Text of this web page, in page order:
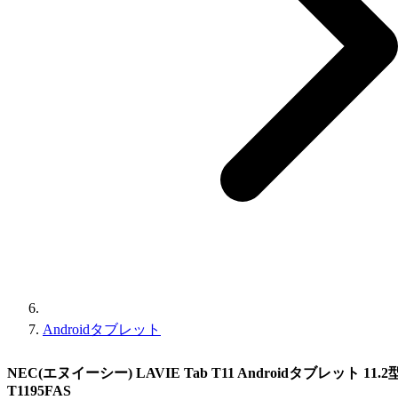
Androidタブレット
NEC(エヌイーシー) LAVIE Tab T11 Androidタブレット 11.2
T1195FAS